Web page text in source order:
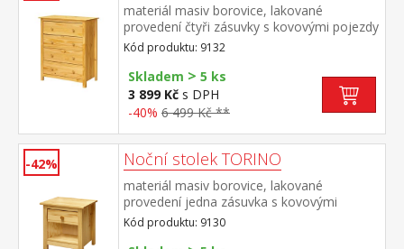
materiál masiv borovice, lakované
provedení čtyři zásuvky s kovovými pojezdy
Kód produktu: 9132
Skladem > 5 ks
3 899 Kč s DPH
-40% 6 499 Kč **
-42% Noční stolek TORINO
materiál masiv borovice, lakované
provedení jedna zásuvka s kovovými
pojezdy
Kód produktu: 9130